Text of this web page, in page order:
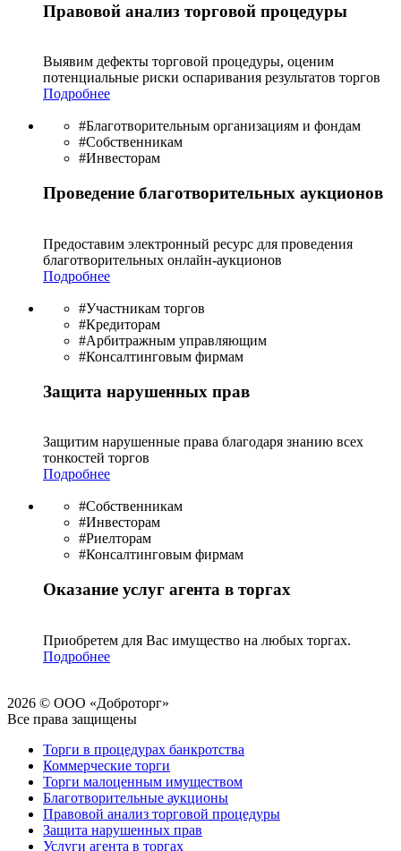
Правовой анализ торговой процедуры
Выявим дефекты торговой процедуры, оценим
потенциальные риски оспаривания результатов торгов
Подробнее
#Благотворительным организациям и фондам
#Собственникам
#Инвесторам
Проведение благотворительных аукционов
Предоставим электронный ресурс для проведения
благотво­рительных онлайн-аукционов
Подробнее
#Участникам торгов
#Кредиторам
#Арбитражным управляющим
#Консалтинговым фирмам
Защита нарушенных прав
Защитим нарушенные права благодаря знанию всех
тонкостей торгов
Подробнее
#Собственникам
#Инвесторам
#Риелторам
#Консалтинговым фирмам
Оказание услуг агента в торгах
Приобретем для Вас имущество на любых торгах.
Подробнее
2026 © ООО «Доброторг»
Все права защищены
Торги в процедурах банкротства
Коммерческие торги
Торги малоценным имуществом
Благотворительные аукционы
Правовой анализ торговой процедуры
Защита нарушенных прав
Услуги агента в торгах